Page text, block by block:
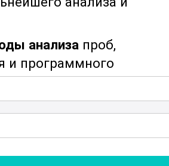
анализа проб,
и программного
научатся работать с
в
также уделяется
что